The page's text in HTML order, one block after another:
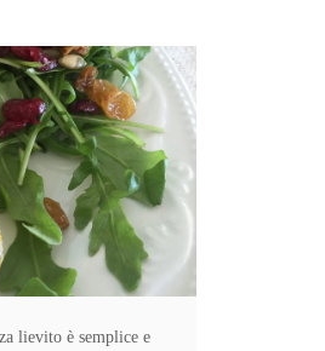
lievito è semplice e